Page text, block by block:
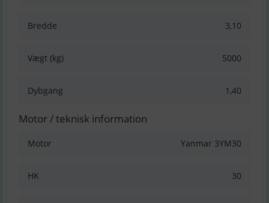
Bredde 3,10
Vægt (kg) 5000
Dybgang 1,40
Motor / teknisk information
Motor Yanmar 3YM30
HK 30